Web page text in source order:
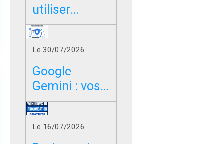
utiliser
Google sans
les résumés
IA dans
Chrome, Edge
et Firefox ?
Le 30/07/2026
Google
Gemini : vos
photos,
vidéos et
messages
Le 16/07/2026